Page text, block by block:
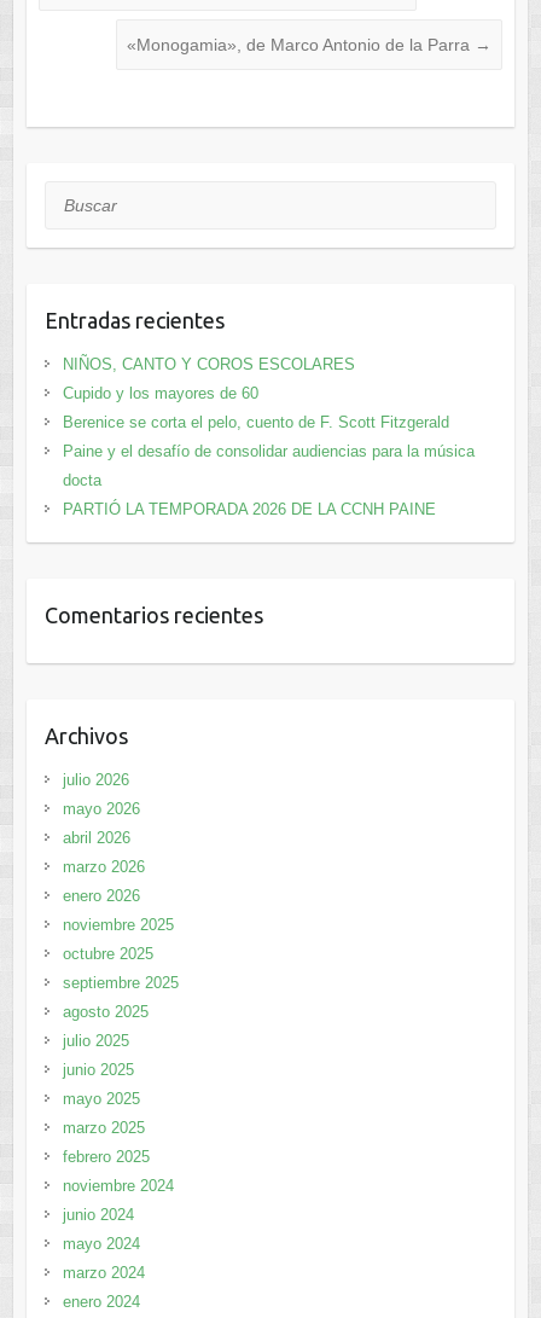
«Monogamia», de Marco Antonio de la Parra →
Buscar
Entradas recientes
NIÑOS, CANTO Y COROS ESCOLARES
Cupido y los mayores de 60
Berenice se corta el pelo, cuento de F. Scott Fitzgerald
Paine y el desafío de consolidar audiencias para la música
docta
PARTIÓ LA TEMPORADA 2026 DE LA CCNH PAINE
Comentarios recientes
Archivos
julio 2026
mayo 2026
abril 2026
marzo 2026
enero 2026
noviembre 2025
octubre 2025
septiembre 2025
agosto 2025
julio 2025
junio 2025
mayo 2025
marzo 2025
febrero 2025
noviembre 2024
junio 2024
mayo 2024
marzo 2024
enero 2024